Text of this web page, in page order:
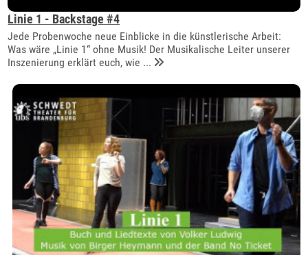
Linie 1 - Backstage #4
Jede Probenwoche neue Einblicke in die künstlerische Arbeit:
Was wäre „Linie 1“ ohne Musik! Der Musikalische Leiter unserer
Inszenierung erklärt euch, wie ...